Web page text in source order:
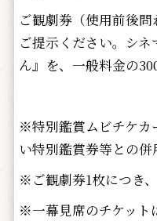
ご観劇券（使用前後
ご提示ください。シ
ん』を、一般料金の
※特別鑑賞ムビチケカ
い特別鑑賞券等との
※ご観劇券1枚につき
※一幕見席のチケット